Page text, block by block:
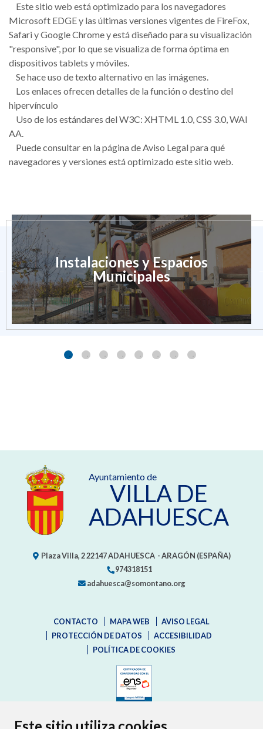
Este sitio web está optimizado para los navegadores
Microsoft EDGE y las últimas versiones vigentes de FireFox,
Safari y Google Chrome y está diseñado para su visualización
"responsive", por lo que se visualiza de forma óptima en
dispositivos tablets y móviles.
Se hace uso de texto alternativo en las imágenes.
Los enlaces ofrecen detalles de la función o destino del
hipervínculo
Uso de los estándares del W3C: XHTML 1.0, CSS 3.0, WAI
AA.
Puede consultar en la página de Aviso Legal para qué
navegadores y versiones está optimizado este sitio web.
Instalaciones y Espacios
Municipales
Ayuntamiento de
VILLA DE
ADAHUESCA
Plaza Villa, 222147ADAHUESCA - ARAGÓN (ESPAÑA)
974318151
adahuesca@somontano.org
CONTACTO MAPA WEB
AVISO LEGAL
PROTECCIÓN DE DATOS
ACCESIBILIDAD
POLÍTICA DE COOKIES